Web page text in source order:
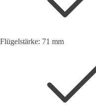
Flügelstärke: 71 mm